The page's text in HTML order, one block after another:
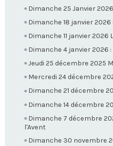
Dimanche 25 Janvier
Dimanche 18 janvier 2026
Dimanche 11 janvier 2026
Dimanche 4 janvier 2026
Jeudi 25 décembre 2025
Mercredi 24 décembre
Dimanche 21 décembre
Dimanche 14 décembre
Dimanche 7 décembre
l'Avent
Dimanche 30 novembre